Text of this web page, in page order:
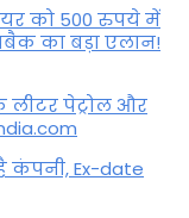
को 500 रुपये में
का बड़ा एलान!
लीटर पेट्रोल और
कंपनी, Ex-date